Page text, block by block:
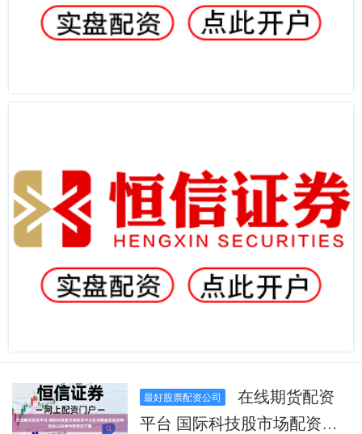
最好股票配资公司
在线期货配资
平台 国际科技股市场配资平